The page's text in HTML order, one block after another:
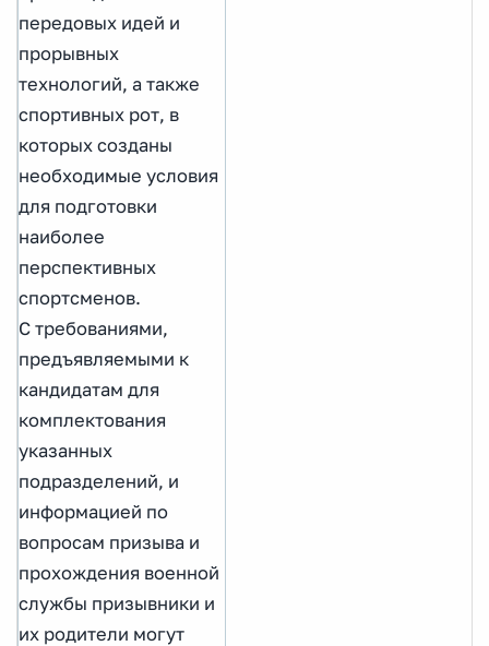
передовых идей и
прорывных
технологий, а также
спортивных рот, в
которых созданы
необходимые условия
для подготовки
наиболее
перспективных
спортсменов.
С требованиями,
предъявляемыми к
кандидатам для
комплектования
указанных
подразделений, и
информацией по
вопросам призыва и
прохождения военной
службы призывники и
их родители могут